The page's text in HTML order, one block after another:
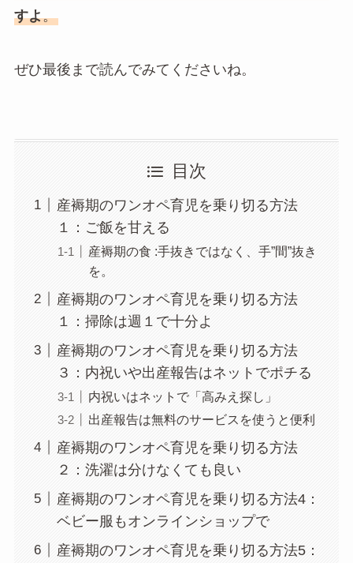
すよ。
ぜひ最後まで読んでみてくださいね。
目次
産褥期のワンオペ育児を乗り切る方法
１：ご飯を甘える
産褥期の食 :手抜きではなく、手”間”抜き
を。
産褥期のワンオペ育児を乗り切る方法
１：掃除は週１で十分よ
産褥期のワンオペ育児を乗り切る方法
３：内祝いや出産報告はネットでポチる
内祝いはネットで「高みえ探し」
出産報告は無料のサービスを使うと便利
産褥期のワンオペ育児を乗り切る方法
２：洗濯は分けなくても良い
産褥期のワンオペ育児を乗り切る方法4：
ベビー服もオンラインショップで
産褥期のワンオペ育児を乗り切る方法5：